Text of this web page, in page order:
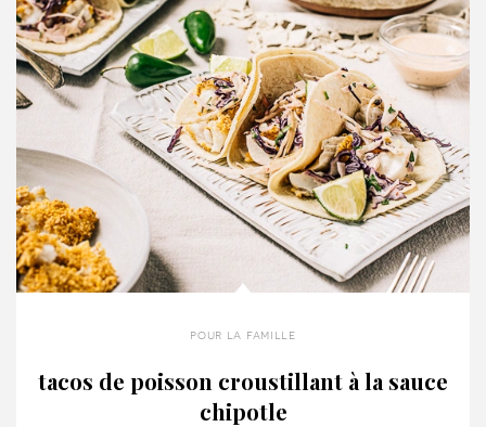
pour la famille
tacos de poisson croustillant à la sauce
chipotle